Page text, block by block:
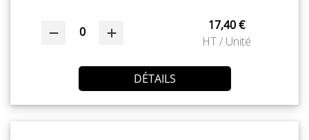
0
17,40 €
HT / Unité
DÉTAILS